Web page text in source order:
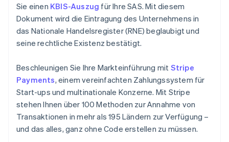
Sie einen KBIS-Auszug für Ihre SAS. Mit diesem
Dokument wird die Eintragung des Unternehmens in
das Nationale Handelsregister (RNE) beglaubigt und
seine rechtliche Existenz bestätigt.
Beschleunigen Sie Ihre Markteinführung mit Stripe
Payments, einem vereinfachten Zahlungssystem für
Start-ups und multinationale Konzerne. Mit Stripe
stehen Ihnen über 100 Methoden zur Annahme von
Transaktionen in mehr als 195 Ländern zur Verfügung –
und das alles, ganz ohne Code erstellen zu müssen.